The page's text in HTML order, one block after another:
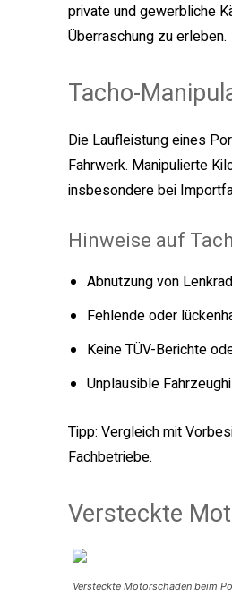
private und gewerbliche
Überraschung zu erleben.
Tacho-
Die Laufleistung eines
Fahrwerk. Manipulierte
insbesondere bei
Hinweise auf
Abnutzung von
Fehlende oder
Keine TÜV-Berichte
Unplausible
Tipp: Vergleich mit
Fachbetriebe.
Versteckte
Versteckte Motorschäden beim